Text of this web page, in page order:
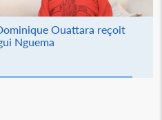
Ouattara reçoit
Nguema